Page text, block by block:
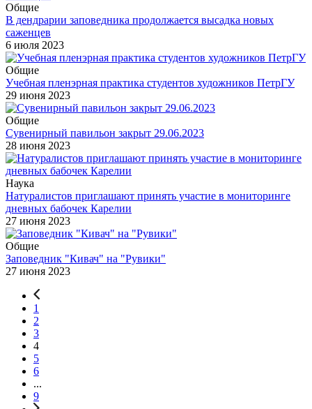
Общие
В дендрарии заповедника продолжается высадка новых
саженцев
6 июля 2023
Общие
Учебная пленэрная практика студентов художников ПетрГУ
29 июня 2023
Общие
Сувенирный павильон закрыт 29.06.2023
28 июня 2023
Наука
Натуралистов приглашают принять участие в мониторинге
дневных бабочек Карелии
27 июня 2023
Общие
Заповедник "Кивач" на "Рувики"
27 июня 2023
1
2
3
4
5
6
...
9